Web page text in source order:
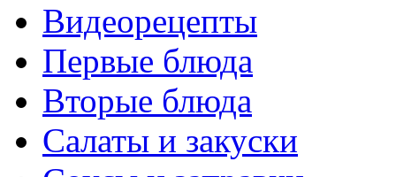
Видеорецепты
Первые блюда
Вторые блюда
Салаты и закуски